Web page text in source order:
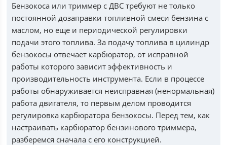
Бензокоса или триммер с ДВС требуют не только
постоянной дозаправки топливной смеси бензина с
маслом, но еще и периодической регулировки
подачи этого топлива. За подачу топлива в цилиндр
бензокосы отвечает карбюратор, от исправной
работы которого зависит эффективность и
производительность инструмента. Если в процессе
работы обнаруживается неисправная (ненормальная)
работа двигателя, то первым делом проводится
регулировка карбюратора бензокосы. Перед тем, как
настраивать карбюратор бензинового триммера,
разберемся сначала с его конструкцией.